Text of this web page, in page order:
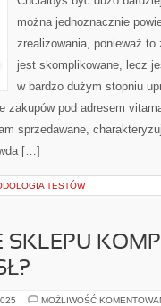
można jednoznacznie
zrealizowania, ponieważ
jest skomplikowane, lecz
w bardzo dużym stopniu
zakupów pod adresem
sprzedawane,
[…]
TESTÓW
SKLEPU
MOŻLIWOŚĆ